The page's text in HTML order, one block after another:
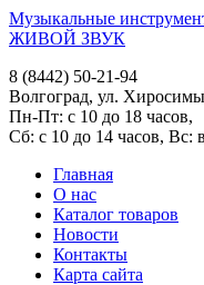
Музыкальные
ЖИВОЙ ЗВУК
8 (8442) 50-21-94
Волгоград, ул.
Пн-Пт: с 10 до 18 часов,
Сб: с 10 до 14 часов, Вс:
Главная
О нас
Каталог товаров
Новости
Контакты
Карта сайта